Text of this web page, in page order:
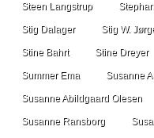
Steen Langstrup
Stig Dalager Stig W.
Stine Bahrt Stine Dreyer
Summer Ema Susanne
Susanne Abildgaard Olesen
Susanne Ransborg